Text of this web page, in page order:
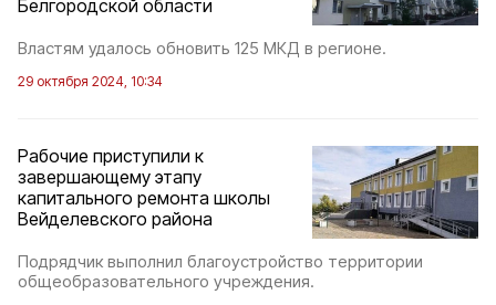
Белгородской области
Властям удалось обновить 125 МКД в регионе.
29 октября 2024, 10:34
Рабочие приступили к
завершающему этапу
капитального ремонта школы
Вейделевского района
Подрядчик выполнил благоустройство территории
общеобразовательного учреждения.